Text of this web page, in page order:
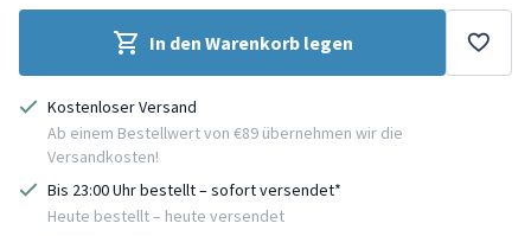
In den Warenkorb legen
Kostenloser Versand
Ab einem Bestellwert von €89 übernehmen wir die
Versandkosten!
Bis 23:00 Uhr bestellt – sofort versendet*
Heute bestellt – heute versendet